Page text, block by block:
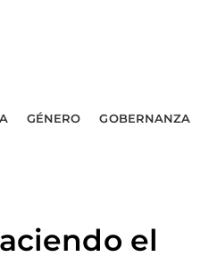
GÉNERO GOBERNANZA
el